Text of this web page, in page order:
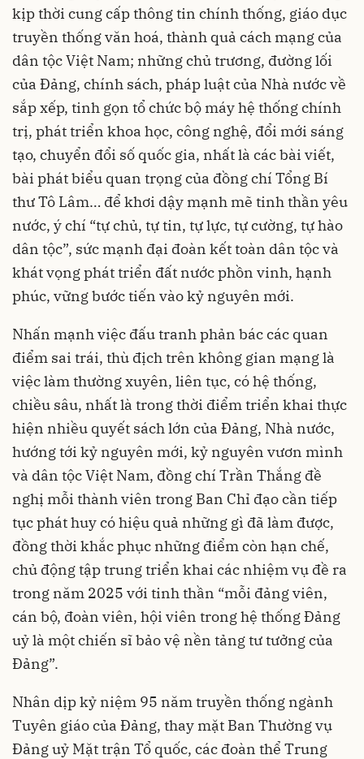
kịp thời cung cấp thông tin chính thống, giáo dục
truyền thống văn hoá, thành quả cách mạng của
dân tộc Việt Nam; những chủ trương, đường lối
của Đảng, chính sách, pháp luật của Nhà nước về
sắp xếp, tinh gọn tổ chức bộ máy hệ thống chính
trị, phát triển khoa học, công nghệ, đổi mới sáng
tạo, chuyển đổi số quốc gia, nhất là các bài viết,
bài phát biểu quan trọng của đồng chí Tổng Bí
thư Tô Lâm… để khơi dậy mạnh mẽ tinh thần yêu
nước, ý chí “tự chủ, tự tin, tự lực, tự cường, tự hào
dân tộc”, sức mạnh đại đoàn kết toàn dân tộc và
khát vọng phát triển đất nước phồn vinh, hạnh
phúc, vững bước tiến vào kỷ nguyên mới.
Nhấn mạnh việc đấu tranh phản bác các quan
điểm sai trái, thù địch trên không gian mạng là
việc làm thường xuyên, liên tục, có hệ thống,
chiều sâu, nhất là trong thời điểm triển khai thực
hiện nhiều quyết sách lớn của Đảng, Nhà nước,
hướng tới kỷ nguyên mới, kỷ nguyên vươn mình
và dân tộc Việt Nam, đồng chí Trần Thắng đề
nghị mỗi thành viên trong Ban Chỉ đạo cần tiếp
tục phát huy có hiệu quả những gì đã làm được,
đồng thời khắc phục những điểm còn hạn chế,
chủ động tập trung triển khai các nhiệm vụ đề ra
trong năm 2025 với tinh thần “mỗi đảng viên,
cán bộ, đoàn viên, hội viên trong hệ thống Đảng
uỷ là một chiến sĩ bảo vệ nền tảng tư tưởng của
Đảng”.
Nhân dịp kỷ niệm 95 năm truyền thống ngành
Tuyên giáo của Đảng, thay mặt Ban Thường vụ
Đảng uỷ Mặt trận Tổ quốc, các đoàn thể Trung